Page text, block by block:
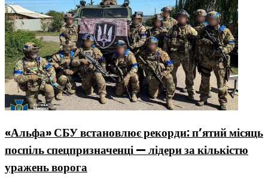
«Альфа» СБУ встановлює рекорди: п’ятий місяць
поспіль спецпризначенці — лідери за кількістю
уражень ворога